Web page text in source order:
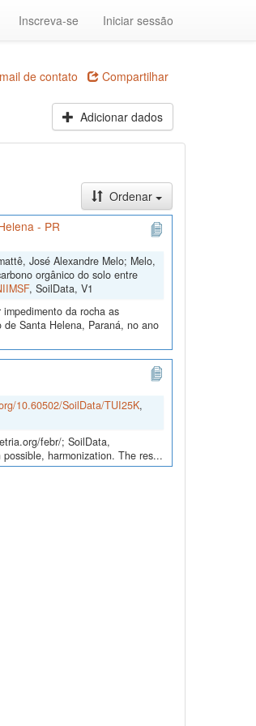
Inscreva-se Iniciar sessão
de contato Compartilhar
Adicionar dados
Ordenar
- PR
José Alexandre Melo; Melo,
orgânico do solo entre
, SoilData, V1
da rocha as
Santa Helena, Paraná, no ano
10.60502/SoilData/TUI25K,
febr/; SoilData,
harmonization. The res...